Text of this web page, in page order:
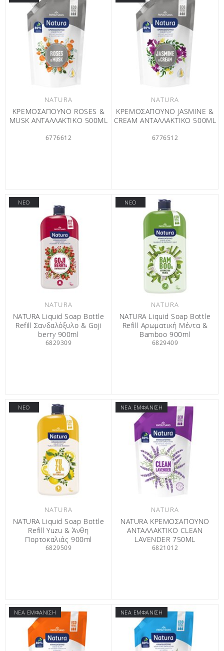
NATURA
ΚΡΕΜΟΣΑΠΟΥΝΟ ROSES &
MUSK ΑΝΤΑΛΛΑΚΤΙΚΟ 500ML
6776612
NATURA
ΚΡΕΜΟΣΑΠΟΥΝΟ JASMINE &
CREAM ΑΝΤΑΛΛΑΚΤΙΚΟ 500ML
6776512
ΝΕΟ
NATURA
NATURA Liquid Soap Bottle
Refill Σανδαλόξυλο & Goji
berry 900ml
6829309
ΝΕΟ
NATURA
NATURA Liquid Soap Bottle
Refill Αρωματική Μέντα &
Βamboo 900ml
6829409
ΝΕΟ
NATURA
NATURA Liquid Soap Bottle
Refill Yuzu & Άνθη
Πορτοκαλιάς 900ml
6829509
ΝΕΑ ΕΜΦΑΝΙΣΗ
NATURA
NATURA ΚΡΕΜΟΣΑΠΟΥΝΟ
ΑΝΤΑΛΛΑΚΤΙΚΟ CLEAN
LAVENDER 750ML
6821012
ΝΕΑ ΕΜΦΑΝΙΣΗ ΝΕΑ ΕΜΦΑΝΙΣΗ